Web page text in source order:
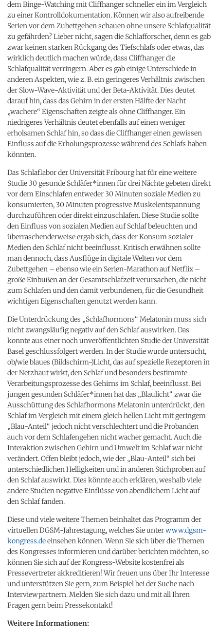
dem Binge-Watching mit Cliffhanger schneller ein im Vergleich
zu einer Kontrolldokumentation. Können wir also aufreibende
Serien vor dem Zubettgehen schauen ohne unsere Schlafqualität
zu gefährden? Lieber nicht, sagen die Schlafforscher, denn es gab
zwar keinen starken Rückgang des Tiefschlafs oder etwas, das
wirklich deutlich machen würde, dass Cliffhanger die
Schlafqualität verringern. Aber es gab einige Unterschiede in
anderen Aspekten, wie z. B. ein geringeres Verhältnis zwischen
der Slow-Wave-Aktivität und der Beta-Aktivität. Dies deutet
darauf hin, dass das Gehirn in der ersten Hälfte der Nacht
„wachere“ Eigenschaften zeigte als ohne Cliffhanger. Ein
niedrigeres Verhältnis deutet ebenfalls auf einen weniger
erholsamen Schlaf hin, so dass die Cliffhanger einen gewissen
Einfluss auf die Erholungsprozesse während des Schlafs haben
könnten.
Das Schlaflabor der Universität Fribourg hat für eine weitere
Studie 30 gesunde Schläfer*innen für drei Nächte gebeten direkt
vor dem Einschlafen entweder 30 Minuten soziale Medien zu
konsumierten, 30 Minuten progressive Muskelentspannung
durchzuführen oder direkt einzuschlafen. Diese Studie sollte
den Einfluss von sozialen Medien auf Schlaf beleuchten und
überraschenderweise ergab sich, dass der Konsum sozialer
Medien den Schlaf nicht beeinflusst. Kritisch erwähnen sollte
man dennoch, dass Ausflüge in digitale Welten vor dem
Zubettgehen – ebenso wie ein Serien-Marathon auf Netflix –
große Einbußen an der Gesamtschlafzeit verursachen, die nicht
zum Schlafen und den damit verbundenen, für die Gesundheit
wichtigen Eigenschaften genutzt werden kann.
Die Unterdrückung des „Schlafhormons“ Melatonin muss sich
nicht zwangsläufig negativ auf den Schlaf auswirken. Das
konnte aus einer noch unveröffentlichten Studie der Universität
Basel geschlussfolgert werden. In der Studie wurde untersucht,
ob/wie blaues (Bildschirm-)Licht, das auf spezielle Rezeptoren in
der Netzhaut wirkt, den Schlaf und besonders bestimmte
Verarbeitungsprozesse des Gehirns im Schlaf, beeinflusst. Bei
jungen gesunden Schläfer*innen hat das „Blaulicht“ zwar die
Ausschüttung des Schlafhormons Melatonin unterdrückt, den
Schlaf im Vergleich mit einem gleich hellen Licht mit geringem
„Blau-Anteil“ jedoch nicht verschlechtert und die Probanden
auch vor dem Schlafengehen nicht wacher gemacht. Auch die
Interaktion zwischen Gehirn und Umwelt im Schlaf war nicht
verändert. Offen bleibt jedoch, wie der „Blau-Anteil“ sich bei
unterschiedlichen Helligkeiten und in anderen Stichproben auf
den Schlaf auswirkt. Dies könnte auch erklären, weshalb viele
andere Studien negative Einflüsse von abendlichem Licht auf
den Schlaf fanden.
Diese und viele weitere Themen beinhaltet das Programm der
virtuellen DGSM-Jahrestagung, welches Sie unterwww.dgsm-
kongress.deeinsehen können. Wenn Sie sich über die Themen
des Kongresses informieren und darüber berichten möchten, so
können Sie sich auf der Kongress-Website kostenfrei als
Pressevertreter akkreditieren! Wir freuen uns über Ihr Interesse
und unterstützen Sie gern, zum Beispiel bei der Suche nach
Interviewpartnern. Melden Sie sich dazu und mit all Ihren
Fragen gern beim Pressekontakt!
Weitere Informationen: